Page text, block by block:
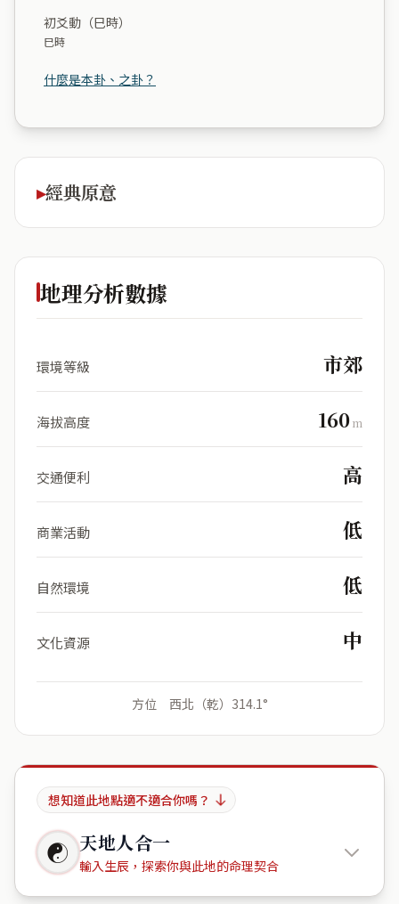
初爻動（巳時）
巳時
什麼是本卦、之卦？
經典原意
地理分析數據
環境等級 市郊
海拔高度 160m
交通便利 高
商業活動 低
自然環境 低
文化資源 中
方位 西北（乾）314.1°
想知道此地點適不適合你嗎？
☯ 天地人合一
輸入生辰，探索你與此地的命理契合